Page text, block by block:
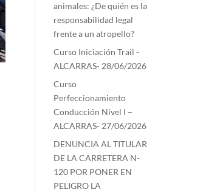
animales: ¿De quién es la
responsabilidad legal
frente a un atropello?
Curso Iniciación Trail -
ALCARRAS- 28/06/2026
Curso
Perfeccionamiento
Conducción Nivel I –
ALCARRAS- 27/06/2026
DENUNCIA AL TITULAR
DE LA CARRETERA N-
120 POR PONER EN
PELIGRO LA